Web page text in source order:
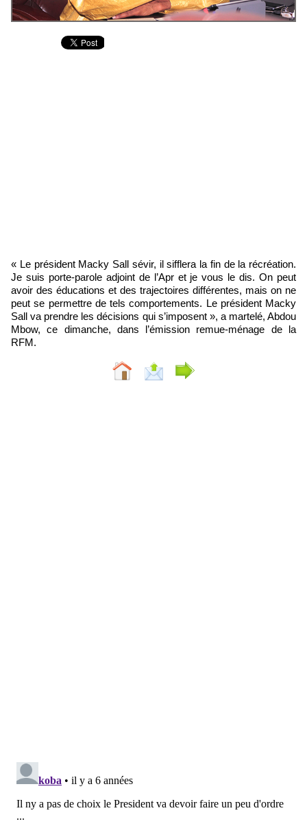
« Le président Macky Sall sévir, il sifflera la fin de la récréation.
Je suis porte-parole adjoint de l’Apr et je vous le dis. On peut
avoir des éducations et des trajectoires différentes, mais on ne
peut se permettre de tels comportements. Le président Macky
Sall va prendre les décisions qui s’imposent », a martelé, Abdou
Mbow, ce dimanche, dans l’émission remue-ménage de la
RFM.